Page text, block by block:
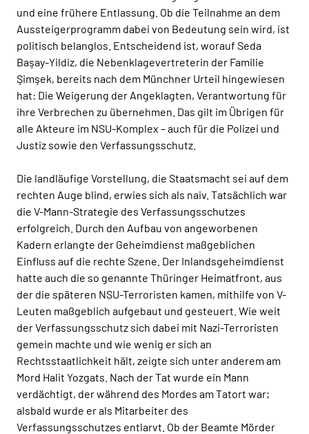
und eine frühere Entlassung. Ob die Teilnahme an dem
Aussteigerprogramm dabei von Bedeutung sein wird, ist
politisch belanglos. Entscheidend ist, worauf Seda
Başay-Yildiz, die Nebenklagevertreterin der Familie
Şimşek, bereits nach dem Münchner Urteil hingewiesen
hat: Die Weigerung der Angeklagten, Verantwortung für
ihre Verbrechen zu übernehmen. Das gilt im Übrigen für
alle Akteure im NSU-Komplex – auch für die Polizei und
Justiz sowie den Verfassungsschutz.
Die landläufige Vorstellung, die Staatsmacht sei auf dem
rechten Auge blind, erwies sich als naiv. Tatsächlich war
die V-Mann-Strategie des Verfassungsschutzes
erfolgreich. Durch den Aufbau von angeworbenen
Kadern erlangte der Geheimdienst maßgeblichen
Einfluss auf die rechte Szene. Der Inlandsgeheimdienst
hatte auch die so genannte Thüringer Heimatfront, aus
der die späteren NSU-Terroristen kamen, mithilfe von V-
Leuten maßgeblich aufgebaut und gesteuert. Wie weit
der Verfassungsschutz sich dabei mit Nazi-Terroristen
gemein machte und wie wenig er sich an
Rechtsstaatlichkeit hält, zeigte sich unter anderem am
Mord Halit Yozgats. Nach der Tat wurde ein Mann
verdächtigt, der während des Mordes am Tatort war;
alsbald wurde er als Mitarbeiter des
Verfassungsschutzes entlarvt. Ob der Beamte Mörder